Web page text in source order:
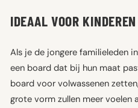
IDEAAL VOOR
Als je de jongere familieleden
een board dat bij hun maat
board voor volwassenen
grote vorm zullen meer voelen